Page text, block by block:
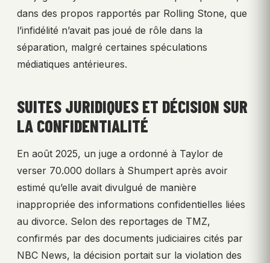
dans des propos rapportés par Rolling Stone, que
l’infidélité n’avait pas joué de rôle dans la
séparation, malgré certaines spéculations
médiatiques antérieures.
SUITES JURIDIQUES ET DÉCISION SUR
LA CONFIDENTIALITÉ
En août 2025, un juge a ordonné à Taylor de
verser 70.000 dollars à Shumpert après avoir
estimé qu’elle avait divulgué de manière
inappropriée des informations confidentielles liées
au divorce. Selon des reportages de TMZ,
confirmés par des documents judiciaires cités par
NBC News, la décision portait sur la violation des